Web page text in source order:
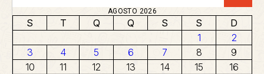
AGOSTO 2026
S T Q Q S S
D
1
2
3
4 5 6 7 8
9
10
11 12 13 14 15
16